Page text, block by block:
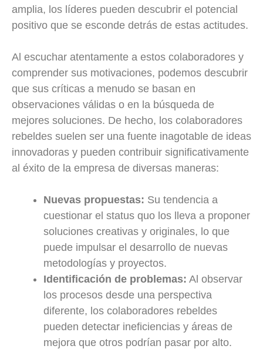
amplia, los líderes pueden descubrir el potencial
positivo que se esconde detrás de estas actitudes.
Al escuchar atentamente a estos colaboradores y
comprender sus motivaciones, podemos descubrir
que sus críticas a menudo se basan en
observaciones válidas o en la búsqueda de
mejores soluciones. De hecho, los colaboradores
rebeldes suelen ser una fuente inagotable de ideas
innovadoras y pueden contribuir significativamente
al éxito de la empresa de diversas maneras:
Nuevas propuestas: Su tendencia a
cuestionar el status quo los lleva a proponer
soluciones creativas y originales, lo que
puede impulsar el desarrollo de nuevas
metodologías y proyectos.
Identificación de problemas: Al observar
los procesos desde una perspectiva
diferente, los colaboradores rebeldes
pueden detectar ineficiencias y áreas de
mejora que otros podrían pasar por alto.